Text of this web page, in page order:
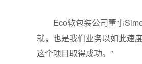
Eco软包装公司董事
就，也是我们业务以如此速
这个项目取得成功。”